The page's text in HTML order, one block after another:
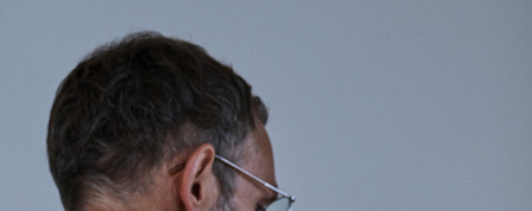
オンラインストア
商品タイプ
リュック｜バックパック
ショルダーバッグ
トートバッグ
アクセサリー
その他
ビジネス｜通勤
ビジネス｜出張
トラベル
自転車
休日